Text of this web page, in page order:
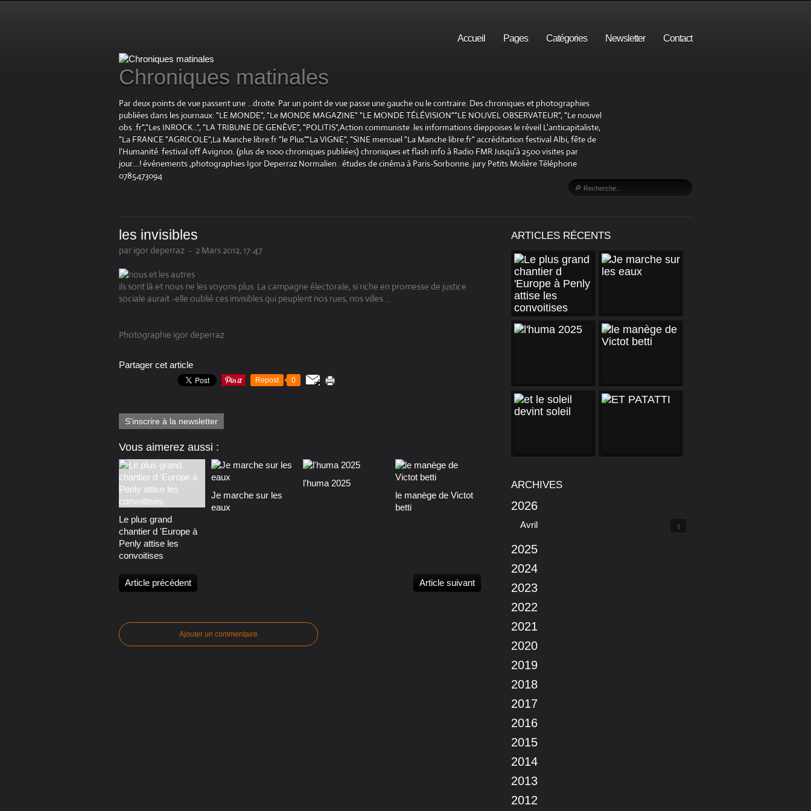
Accueil Pages Catégories Newsletter Contact
Chroniques matinales
Par deux points de vue passent une ...droite. Par un point de vue passe une gauche ou le contraire. Des chroniques et photographies
publiées dans les journaux: "LE MONDE", "Le MONDE MAGAZINE" "LE MONDE TÉLÉVISION""LE NOUVEL OBSERVATEUR", "Le nouvel
obs .fr","Les INROCK...", "LA TRIBUNE DE GENÈVE", "POLITIS",Action communiste .les informations dieppoises le réveil L'anticapitaliste,
"La FRANCE "AGRICOLE",La Manche libre.fr "le Plus"."La VIGNE", "SINE mensuel "La Manche libre.fr" accréditation festival Albi, fête de
l'Humanité. festival off Avignon. (plus de 1000 chroniques publiées) chroniques et flash info à Radio FMR Jusqu'à 2500 visites par
jour....! événements ,photographies Igor Deperraz Normalien . études de cinéma à Paris-Sorbonne. jury Petits Molière Téléphone
0785473094
les invisibles
par igor deperraz - 2 Mars 2012, 17:47
ils sont là et nous ne les voyons plus. La campagne électorale, si riche en promesse de justice
sociale aurait -elle oublié ces invisibles qui peuplent nos rues, nos villes ...
Photographie igor deperraz
Partager cet article
Repost 0
S'inscrire à la newsletter
Vous aimerez aussi :
Le plus grand
chantier d 'Europe à
Penly attise les
convoitises
Je marche sur les
eaux
l'huma 2025
le manège de Victot
betti
Article précédent Article suivant
Ajouter un commentaire
ARTICLES RÉCENTS
ARCHIVES
2026
Avril 1
2025
2024
2023
2022
2021
2020
2019
2018
2017
2016
2015
2014
2013
2012